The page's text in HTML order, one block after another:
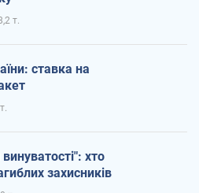
т.
ставка на
хто
захисників